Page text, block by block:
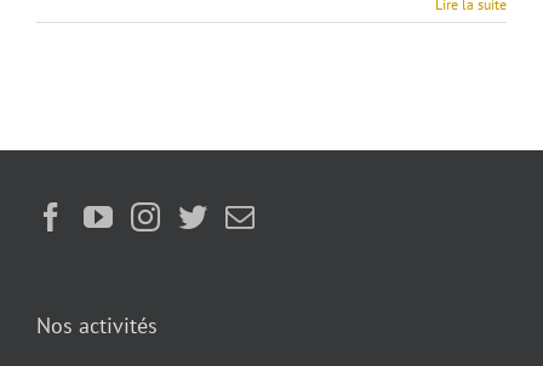
Lire la suite
Nos activités